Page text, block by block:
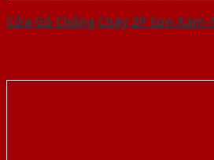
Cửa Gỗ Chống Cháy 2P Sơn Xám-